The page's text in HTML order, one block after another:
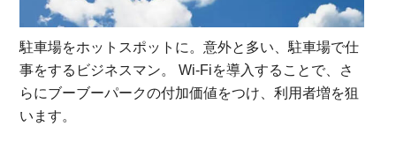
駐車場をホットスポットに。意外と多い、駐車場で仕
事をするビジネスマン。 Wi-Fiを導入することで、さ
らにブーブーパークの付加価値をつけ、利用者増を狙
います。